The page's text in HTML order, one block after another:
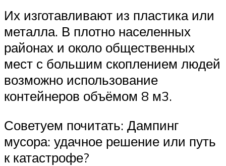
Их изготавливают из пластика или
металла. В плотно населенных
районах и около общественных
мест с большим скоплением людей
возможно использование
контейнеров объёмом 8 м3.
Советуем почитать: Дампинг
мусора: удачное решение или путь
к катастрофе?